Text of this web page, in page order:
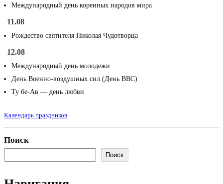
Международный день коренных народов мира
11.08
Рождество святителя Николая Чудотворца
12.08
Международный день молодежи
День Военно-воздушных сил (День ВВС)
Ту бе-Ав — день любви
Календарь праздников
Поиск
Поиск